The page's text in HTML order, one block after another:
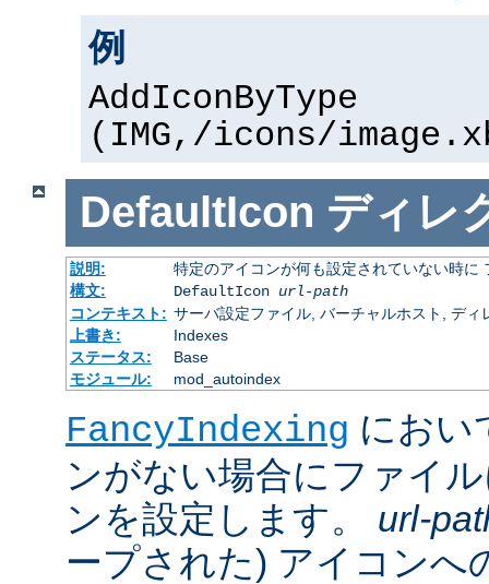
例
AddIconByType
(IMG,/icons/
DefaultIcon ディレ
説明:
特定のアイコンが何も設定されていない時に
構文:
DefaultIcon url-path
コンテキスト: サーバ設定ファイル, バーチャルホスト, ディ
上書き:
Indexes
ステータス:
Base
モジュール:
mod_autoindex
FancyIndexing におい
ンがない場合にファイ
ンを設定します。 url-
ープされた) アイコンへ